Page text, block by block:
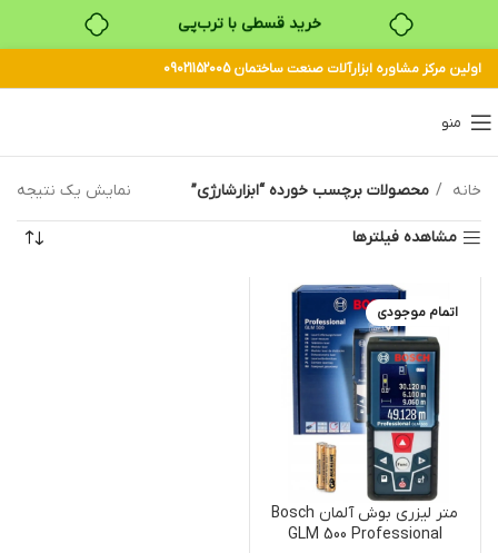
خرید قسطی با ترب‌پی
اولین مرکز مشاوره ابزارآلات صنعت ساختمان 09021152005
منو
خانه محصولات برچسب خورده “ابزارشارژی” نمایش یک نتیجه
مشاهده فیلترها
اتمام موجودی
متر لیزری بوش آلمان Bosch
GLM 500 Professional